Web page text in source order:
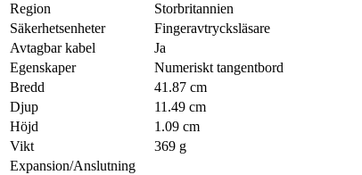
Region
Storbritannien
Säkerhetsenheter
Fingeravtrycksläsare
Avtagbar kabel
Ja
Egenskaper
Numeriskt tangentbord
Bredd
41.87 cm
Djup
11.49 cm
Höjd
1.09 cm
Vikt
369 g
Expansion/Anslutning